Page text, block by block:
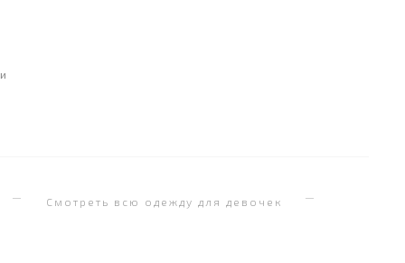
Смотреть всю одежду для девочек